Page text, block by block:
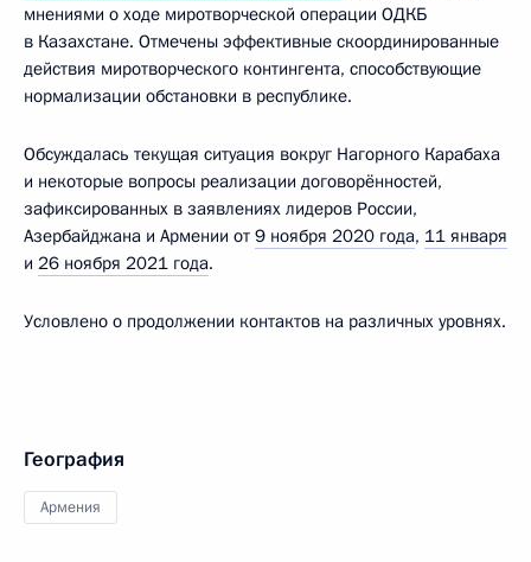
мнениями о ходе миротворческой операции ОДКБ
в Казахстане. Отмечены эффективные скоординированные
действия миротворческого контингента, способствующие
нормализации обстановки в республике.
Обсуждалась текущая ситуация вокруг Нагорного Карабаха
и некоторые вопросы реализации договорённостей,
зафиксированных в заявлениях лидеров России,
Азербайджана и Армении от 9 ноября 2020 года, 11 января
и 26 ноября 2021 года.
Условлено о продолжении контактов на различных уровнях.
География
Армения